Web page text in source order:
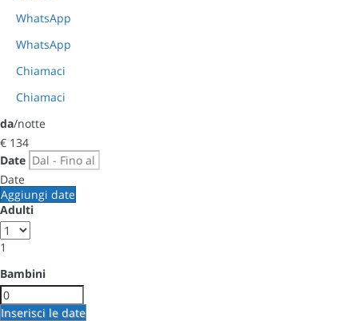
WhatsApp
WhatsApp
Chiamaci
Chiamaci
da/notte
€ 134
Date
Date
Aggiungi date
Adulti
1
Bambini
Inserisci le date